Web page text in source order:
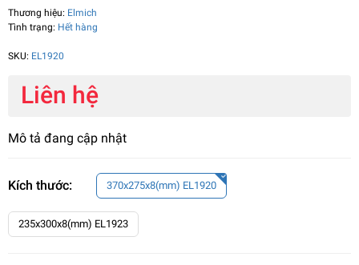
Thương hiệu: Elmich
Tình trạng: Hết hàng
SKU: EL1920
Liên hệ
Mô tả đang cập nhật
Kích thước: 370x275x8(mm) EL1920
235x300x8(mm) EL1923